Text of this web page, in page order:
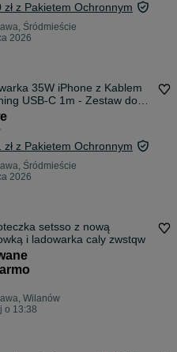
zł z Pakietem Ochronnym
Śródmieście
2026
35W iPhone z Kablem
USB-C 1m - Zestaw do
zł z Pakietem Ochronnym
Śródmieście
2026
setsso z nową
i ladowarka caly zwstqw
Wilanów
o 13:38